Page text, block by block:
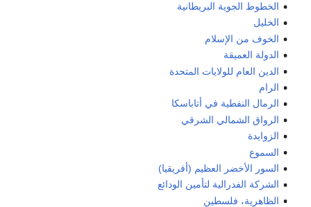
الخطوط الجوية البريطانية
الخليل
الخوف من الإسلام
الدولة العميقة
الدين العام للولايات المتحدة
الرام
الرمال النفطية في أتاباسكا
الرواق الشمالي الشرقي
الزوايدة
السموع
السور الأخضر العظيم (أفريقيا)
الشركة الفدرالية لتأمين الودائع
الظاهرية، فلسطين